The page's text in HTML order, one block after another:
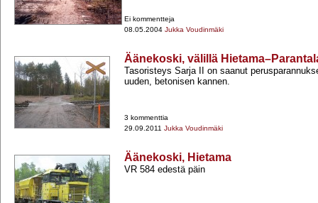
Ei kommentteja
08.05.2004 Jukka Voudinmäki
Äänekoski, välillä
Tasoristeys Sarja II on saanut
uuden, betonisen kannen.
3 kommenttia
29.09.2011 Jukka Voudinmäki
Äänekoski, Hietama
VR 584 edestä päin